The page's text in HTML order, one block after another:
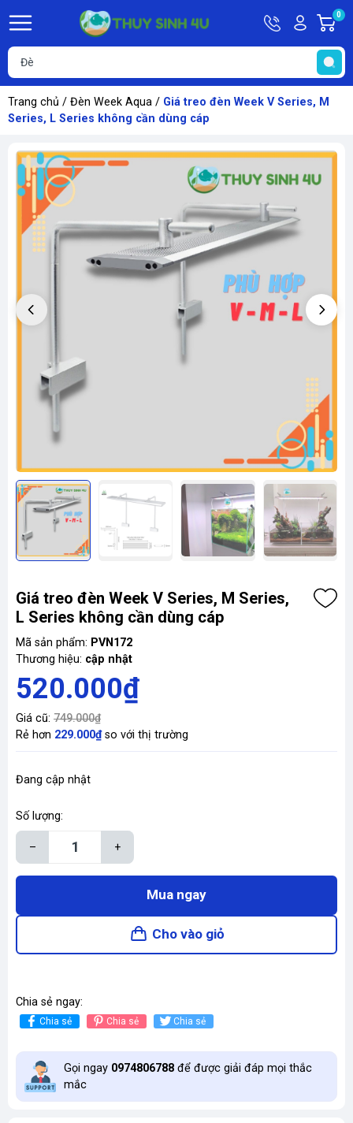
HotlineTài
khoản
Hello,
Khách
0
Trang chủ / Đèn Week Aqua / Giá treo đèn Week V Series, M
Series, L Series không cần dùng cáp
Giá treo đèn Week V Series, M Series,
L Series không cần dùng cáp
Mã sản phẩm: PVN172
Thương hiệu: cập nhật
520.000₫
Giá cũ: 749.000₫
Rẻ hơn 229.000₫so với thị trường
Đang cập nhật
Số lượng:
– +
Mua ngay
Cho vào giỏ
Chia sẻ ngay:
Chia sẻ Chia sẻ Chia sẻ
Gọi ngay 0974806788 để được giải đáp mọi thắc
mắc